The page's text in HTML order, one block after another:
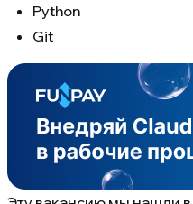
Python
Git